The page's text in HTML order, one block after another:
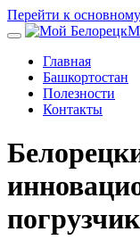
Перейти к
Главная
Башкортостан
Полезности
Контакты
погрузчик